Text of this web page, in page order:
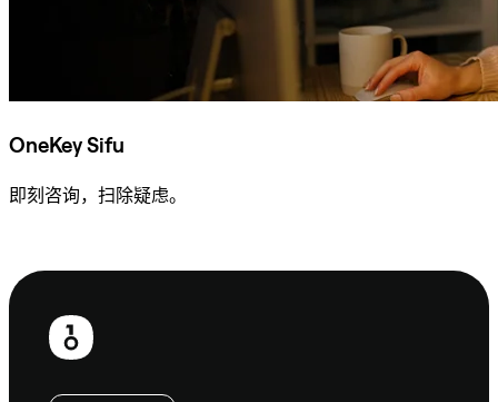
OneKey Sifu
即刻咨询，扫除疑虑。
页